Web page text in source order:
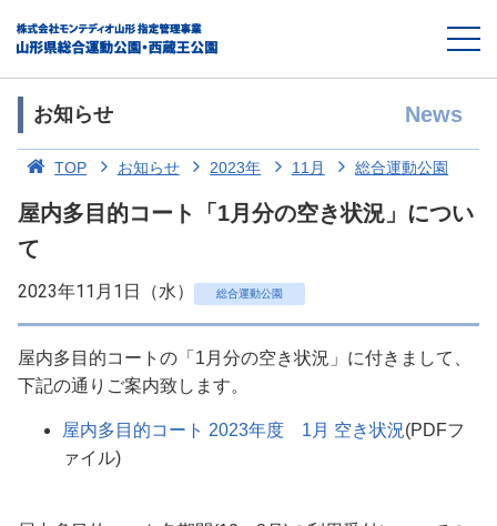
お知らせ News
TOP お知らせ 2023年 11月 総合運動公園
屋内多目的コート「1月分の空き状況」につい
て
2023年11月1日（水） 総合運動公園
屋内多目的コートの「1月分の空き状況」に付きまして、
下記の通りご案内致します。
屋内多目的コート 2023年度 1月 空き状況(PDFフ
ァイル)